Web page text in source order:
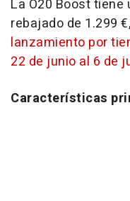
La O20 Boost tiene
rebajado de 1.299 €,
lanzamiento por
22 de junio al 6 de
Características